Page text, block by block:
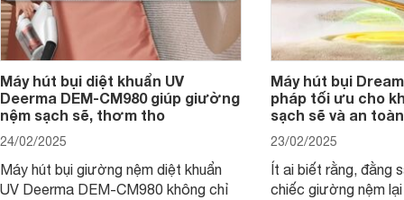
Máy hút bụi diệt khuẩn UV
Deerma DEM-CM980 giúp giường
nệm sạch sẽ, thơm tho
24/02/2025
Máy hút bụi giường nệm diệt khuẩn
UV Deerma DEM-CM980 không chỉ
Máy hút bụi
pháp tối ưu cho
sạch sẽ và an toàn
23/02/2025
Ít ai biết rằng, đằng
chiếc giường nệm